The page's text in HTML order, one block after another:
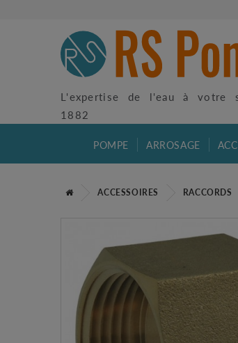
L'expertise de l'eau à votre
1882
POMPE ARROSAGE
ACCESSOIRES RACCORDS